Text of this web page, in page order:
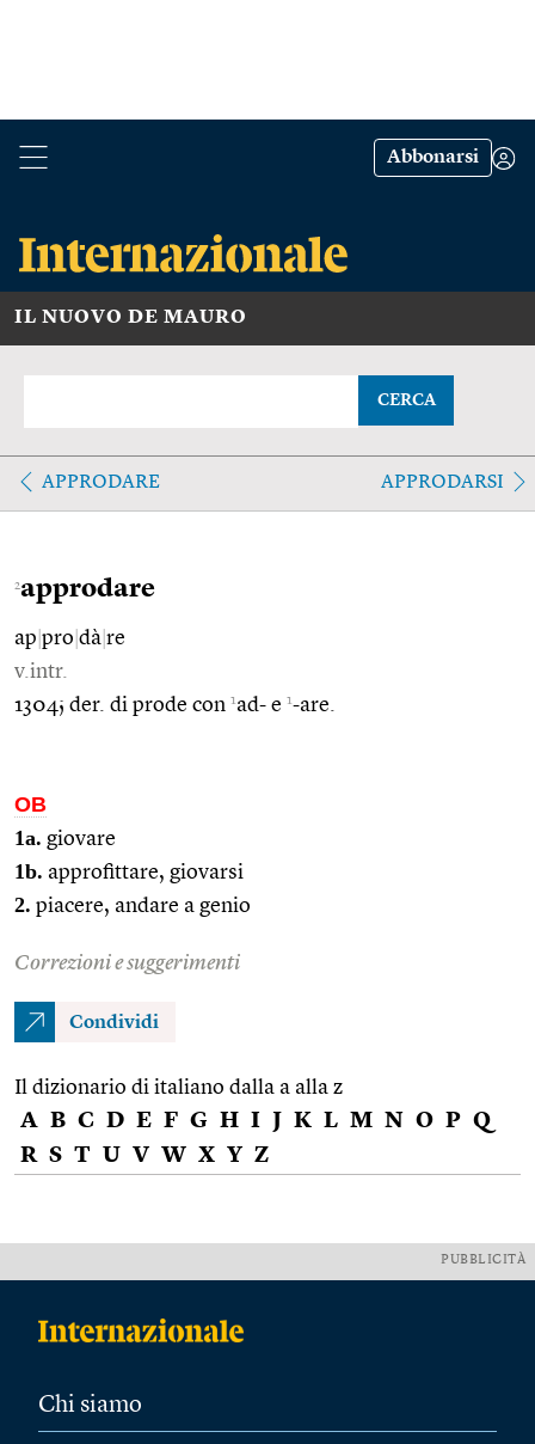
Abbonarsi
IL NUOVO DE MAURO
CERCA
APPRODARE APPRODARSI
2approdare
ap pro dà re
v.intr.
1304; der. di prode con 1ad- e 1-are.
OB
1a. giovare
1b. approfittare, giovarsi
2. piacere, andare a genio
Correzioni e suggerimenti
Condividi
Il dizionario di italiano dalla a alla z
A B C D E F G H I J K L M N O P Q
R S T U V W X Y Z
PUBBLICITÀ
Chi siamo